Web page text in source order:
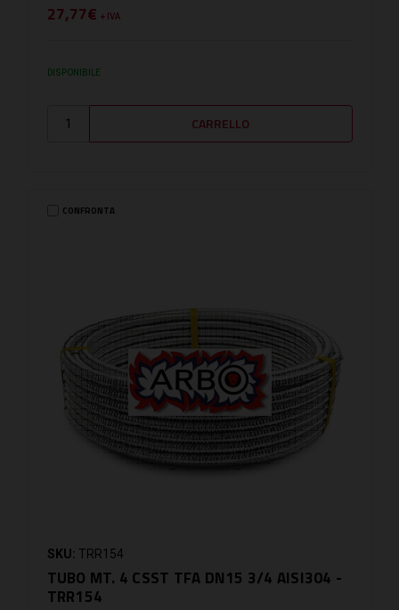
27,77€ + IVA
DISPONIBILE
CONFRONTA
SKU: TRR154
TUBO MT. 4 CSST TFA DN15 3/4 AISI304 -
TRR154